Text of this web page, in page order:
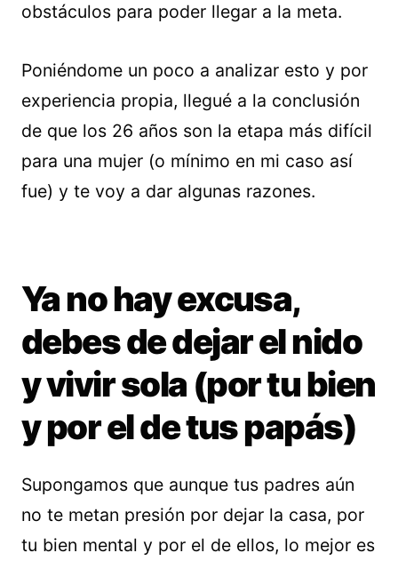
obstáculos para poder llegar a la meta.
Poniéndome un poco a analizar esto y por
experiencia propia, llegué a la conclusión
de que los 26 años son la etapa más difícil
para una mujer (o mínimo en mi caso así
fue) y te voy a dar algunas razones.
Ya no hay excusa,
debes de dejar el nido
y vivir sola (por tu bien
y por el de tus papás)
Supongamos que aunque tus padres aún
no te metan presión por dejar la casa, por
tu bien mental y por el de ellos, lo mejor es